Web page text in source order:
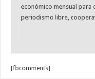
económico mensual para
periodismo libre,
[fbcomments]